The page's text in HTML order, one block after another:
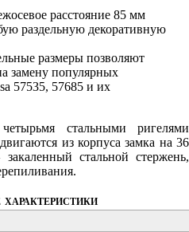
расстояние 85 мм
раздельную декоративную
размеры позволяют
замену популярных
57535, 57685 и их
стальными ригелями
из корпуса замка на 36
стальной стержень,